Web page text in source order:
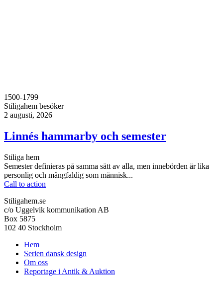
1500-1799
Stiligahem besöker
2 augusti, 2026
Linnés hammarby och semester
Stiliga hem
Semester definieras på samma sätt av alla, men innebörden är lika
personlig och mångfaldig som människ...
Call to action
Stiligahem.se
c/o Uggelvik kommunikation AB
Box 5875
102 40 Stockholm
Hem
Serien dansk design
Om oss
Reportage i Antik & Auktion